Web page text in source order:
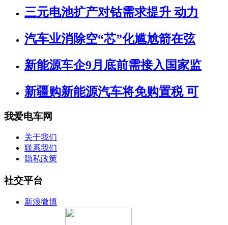
三元电池扩产对钴需求提升 动力
汽车业消除空“芯”化尴尬箭在弦
新能源车企9月底前需接入国家监
新疆购新能源汽车将免购置税 可
我爱电车网
关于我们
联系我们
隐私政策
社交平台
新浪微博